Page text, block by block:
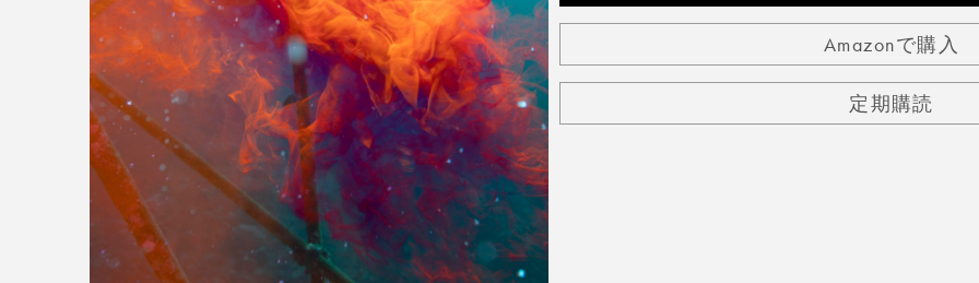
>>全国の取り扱い店舗
Amazonで購入
定期購読